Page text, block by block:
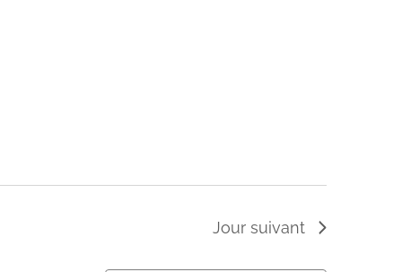
Jour suivant